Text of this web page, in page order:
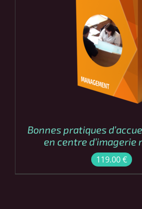
COMMANDER /
DÉTAILS
Bonnes pratiques
en centre d’imagerie
119.00€